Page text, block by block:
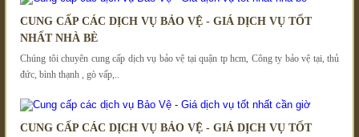
CUNG CẤP CÁC DỊCH VỤ BẢO VỆ - GIÁ DỊCH VỤ TỐT
NHẤT NHÀ BÈ
Chúng tôi chuyên cung cấp dịch vụ bảo vệ tại quận tp hcm, Công ty bảo vệ tại, thủ
đức, bình thạnh , gò vấp,..
CUNG CẤP CÁC DỊCH VỤ BẢO VỆ - GIÁ DỊCH VỤ TỐT